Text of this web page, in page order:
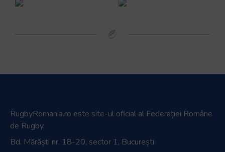
RugbyRomania.ro este site-ul oficial al Federației Române
de Rugby.
Bd. Mărăști nr. 18-20, sector 1, București